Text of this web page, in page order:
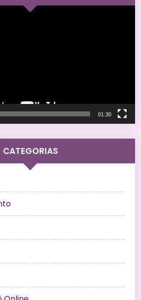
01:30
CATEGORIAS